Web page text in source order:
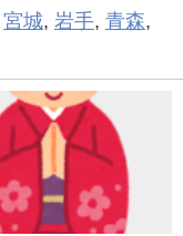
宮城, 岩手, 青森,